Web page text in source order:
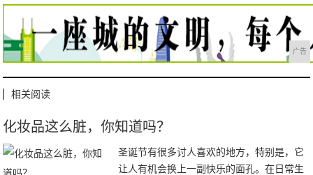
广告
相关阅读
化妆品这么脏，你知道吗？
圣诞节有很多讨人喜欢的地方，特别是，它
让人有机会换上一副快乐的面孔。在日常生